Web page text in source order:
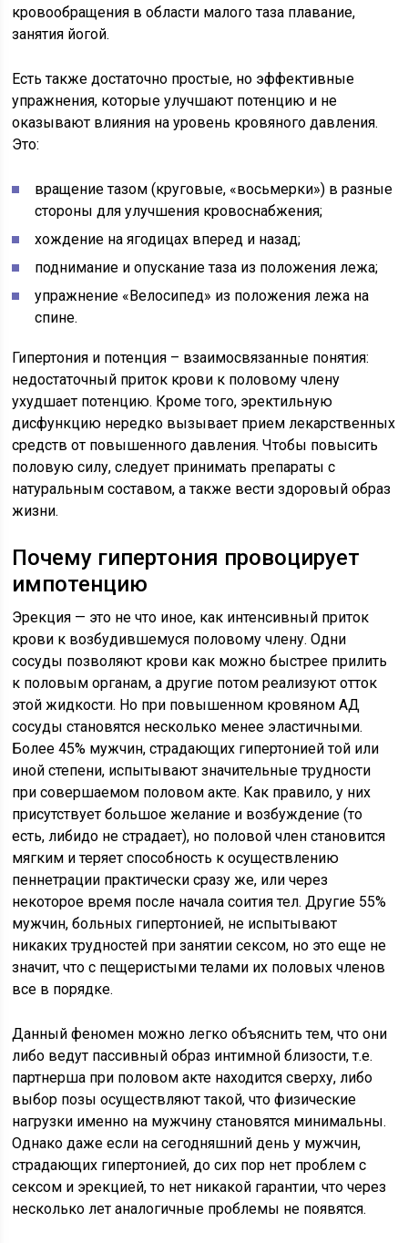
кровообращения в области малого таза плавание,
занятия йогой.
Есть также достаточно простые, но эффективные
упражнения, которые улучшают потенцию и не
оказывают влияния на уровень кровяного давления.
Это:
вращение тазом (круговые, «восьмерки») в разные
стороны для улучшения кровоснабжения;
хождение на ягодицах вперед и назад;
поднимание и опускание таза из положения лежа;
упражнение «Велосипед» из положения лежа на
спине.
Гипертония и потенция – взаимосвязанные понятия:
недостаточный приток крови к половому члену
ухудшает потенцию. Кроме того, эректильную
дисфункцию нередко вызывает прием лекарственных
средств от повышенного давления. Чтобы повысить
половую силу, следует принимать препараты с
натуральным составом, а также вести здоровый образ
жизни.
Почему гипертония провоцирует
импотенцию
Эрекция — это не что иное, как интенсивный приток
крови к возбудившемуся половому члену. Одни
сосуды позволяют крови как можно быстрее прилить
к половым органам, а другие потом реализуют отток
этой жидкости. Но при повышенном кровяном АД
сосуды становятся несколько менее эластичными.
Более 45% мужчин, страдающих гипертонией той или
иной степени, испытывают значительные трудности
при совершаемом половом акте. Как правило, у них
присутствует большое желание и возбуждение (то
есть, либидо не страдает), но половой член становится
мягким и теряет способность к осуществлению
пеннетрации практически сразу же, или через
некоторое время после начала соития тел. Другие 55%
мужчин, больных гипертонией, не испытывают
никаких трудностей при занятии сексом, но это еще не
значит, что с пещеристыми телами их половых членов
все в порядке.
Данный феномен можно легко объяснить тем, что они
либо ведут пассивный образ интимной близости, т.е.
партнерша при половом акте находится сверху, либо
выбор позы осуществляют такой, что физические
нагрузки именно на мужчину становятся минимальны.
Однако даже если на сегодняшний день у мужчин,
страдающих гипертонией, до сих пор нет проблем с
сексом и эрекцией, то нет никакой гарантии, что через
несколько лет аналогичные проблемы не появятся.